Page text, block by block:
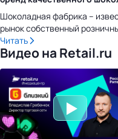
Шоколадная фабрика –
рынок собственный
Читать
Видео на Retail.ru